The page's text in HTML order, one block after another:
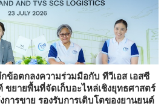
ข้อตกลงความร่วมมือกับ ทีวีเอส เอสซี
ขยายพื้นที่จัดเก็บอะไหล่เชิงยุทธศาสตร์
ารขาย รองรับการเติบโตของยานยนต์